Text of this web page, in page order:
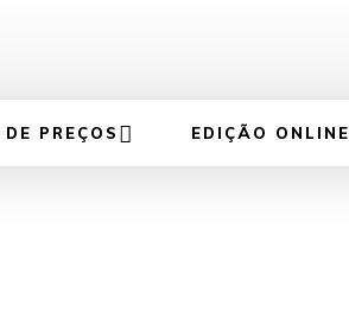
PREÇOS EDIÇÃO ONLINE